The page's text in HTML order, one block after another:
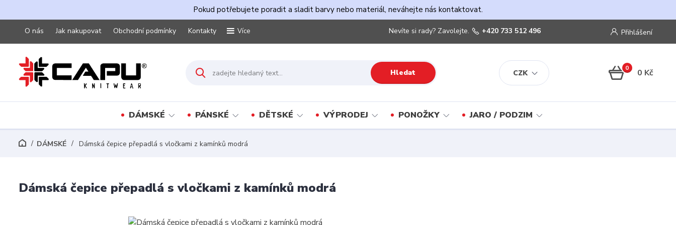
Pokud potřebujete poradit a sladit barvy nebo materiál, neváhejte nás kontaktovat.
O nás Jak nakupovat Obchodní podmínky Kontakty Více
CZK
Přihlášení
Hledat
Nevíte si rady? Zavolejte. +420 733 512 496
0 0 Kč
DÁMSKÉ PÁNSKÉ DĚTSKÉ VÝPRODEJ PONOŽKY JARO / PODZIM
DÁMSKÉ Dámská čepice přepadlá s vločkami z kamínků modrá
Dámská čepice přepadlá s vločkami z kamínků modrá